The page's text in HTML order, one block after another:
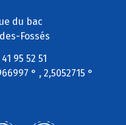
du bac
Fossés
95 52 51
° , 2,5052715 °